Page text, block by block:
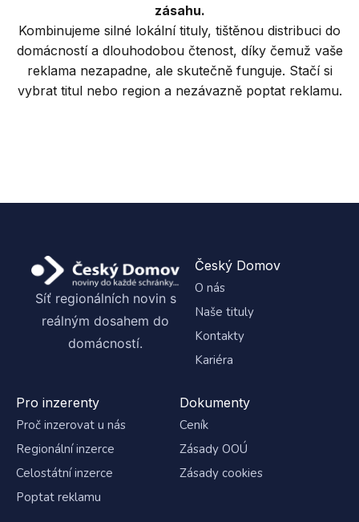
zásahu.
Kombinujeme silné lokální tituly, tištěnou distribuci do
domácností a dlouhodobou čtenost, díky čemuž vaše
reklama nezapadne, ale skutečně funguje. Stačí si
vybrat titul nebo region a nezávazně poptat reklamu.
Síť regionálních novin s
reálným dosahem do
domácností.
Český Domov
O nás
Naše tituly
Kontakty
Kariéra
Pro inzerenty
Proč inzerovat u nás
Regionální inzerce
Celostátní inzerce
Poptat reklamu
Dokumenty
Ceník
Zásady OOÚ
Zásady cookies